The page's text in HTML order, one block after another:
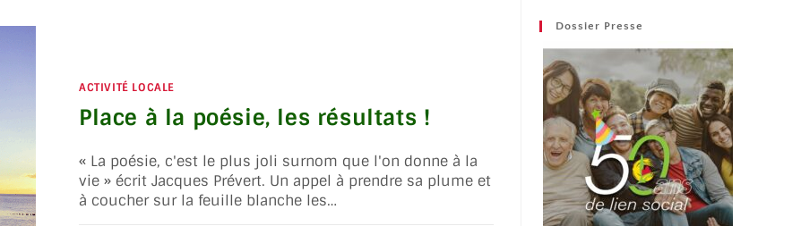
ACTIVITÉ LOCALE
Place à la poésie, les résultats !
« La poésie, c'est le plus joli surnom que l'on donne à la
vie » écrit Jacques Prévert. Un appel à prendre sa plume et
à coucher sur la feuille blanche les…
Dossier Presse